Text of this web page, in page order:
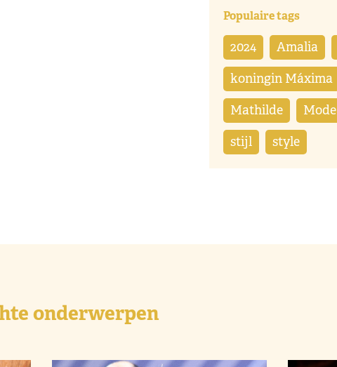
Populaire tags
2024 Amalia
koningin Máxima
Mathilde Mode
stijl style
onderwerpen